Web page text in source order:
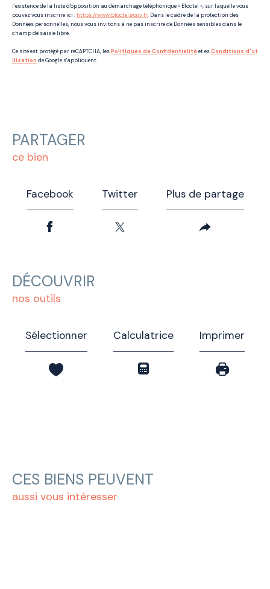
l’existence de la liste d'opposition au démarchage téléphonique « Bloctel », sur laquelle vous
pouvez vous inscrire ici : https://www.bloctel.gouv.fr. Dans le cadre de la protection des
Données personnelles, nous vous invitons à ne pas inscrire de Données sensibles dans le
champ de saisie libre.
Ce site est protégé par reCAPTCHA, lesPolitiques de Confidentialitéet esConditions d'ut
ilisation de Google s'appliquent.
PARTAGER
ce bien
Facebook Twitter Plus de partage
DÉCOUVRIR
nos outils
Sélectionner Calculatrice Imprimer
CES BIENS PEUVENT
aussi vous intéresser